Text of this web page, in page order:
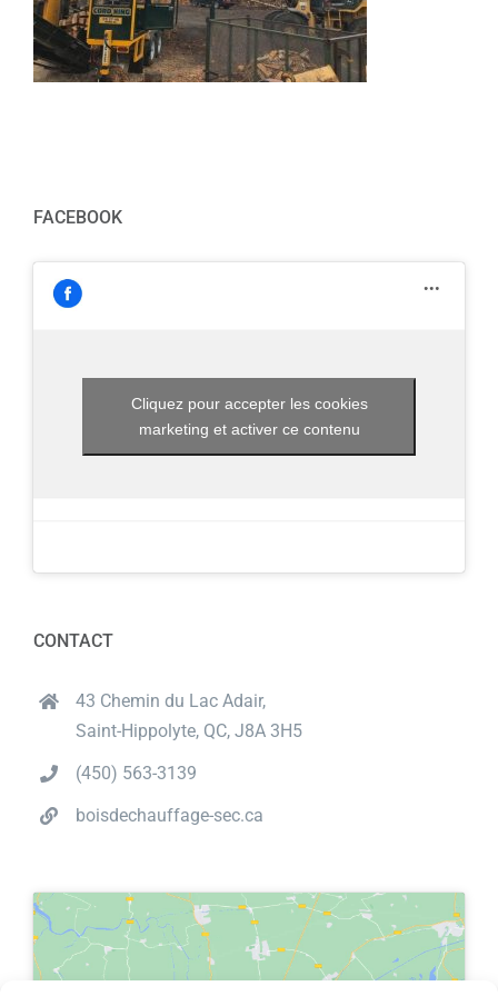
FACEBOOK
Cliquez pour accepter les cookies
marketing et activer ce contenu
CONTACT
43 Chemin du Lac Adair,
Saint-Hippolyte, QC, J8A 3H5
(450) 563-3139
boisdechauffage-sec.ca